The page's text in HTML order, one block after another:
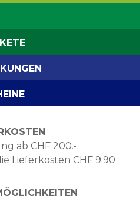
ab CHF 200.-.
Lieferkosten CHF 9.90